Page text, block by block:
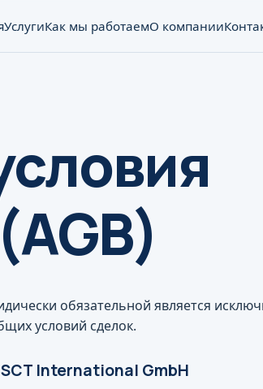
УслугиКак мы работаемО компании
обязательной является
условий сделок.
International GmbH